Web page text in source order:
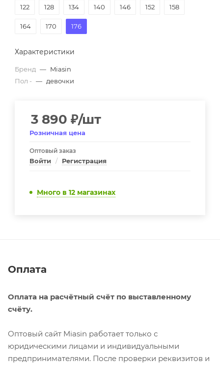
122
128 134 140 146 152 158
164 170 176
Характеристики
Бренд — Miasin
Пол - — девочки
3 890 ₽/шт
Розничная цена
Оптовый заказ
Войти / Регистрация
Много в 12 магазинах
Оплата
Оплата на расчётный счёт по выставленному
счёту.
Оптовый сайт Miasin работает только с
юридическими лицами и индивидуальными
предпринимателями. После проверки реквизитов и